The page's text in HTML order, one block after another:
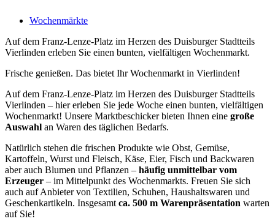
Wochenmärkte
Auf dem Franz-Lenze-Platz im Herzen des Duisburger Stadtteils
Vierlinden erleben Sie einen bunten, vielfältigen Wochenmarkt.
Frische genießen. Das bietet Ihr Wochenmarkt in Vierlinden!
Auf dem Franz-Lenze-Platz im Herzen des Duisburger Stadtteils
Vierlinden – hier erleben Sie jede Woche einen bunten, vielfältigen
Wochenmarkt! Unsere Marktbeschicker bieten Ihnen eine große
Auswahl an Waren des täglichen Bedarfs.
Natürlich stehen die frischen Produkte wie Obst, Gemüse,
Kartoffeln, Wurst und Fleisch, Käse, Eier, Fisch und Backwaren
aber auch Blumen und Pflanzen – häufig unmittelbar vom
Erzeuger – im Mittelpunkt des Wochenmarkts. Freuen Sie sich
auch auf Anbieter von Textilien, Schuhen, Haushaltswaren und
Geschenkartikeln. Insgesamt ca. 500 m Warenpräsentation warten
auf Sie!